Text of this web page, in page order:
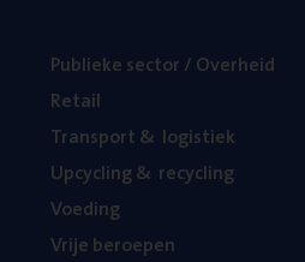
Publie­ke sec­tor / Overheid
Retail
Trans­port& logistiek
Upcy­cling& recycling
Voe­ding
Vrije beroe­pen